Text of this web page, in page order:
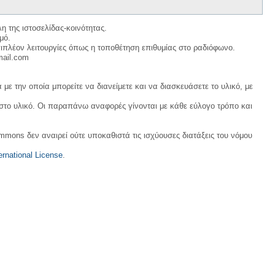
ιστοσελίδας-κοινότητας.
λειτουργίες όπως η τοποθέτηση επιθυμίας στο ραδιόφωνο.
οποία μπορείτε να διανείμετε και να διασκευάσετε το υλικό, με
υλικό. Οι παραπάνω αναφορές γίνονται με κάθε εύλογο τρόπο και
δεν αναιρεί ούτε υποκαθιστά τις ισχύουσες διατάξεις του νόμου
License.